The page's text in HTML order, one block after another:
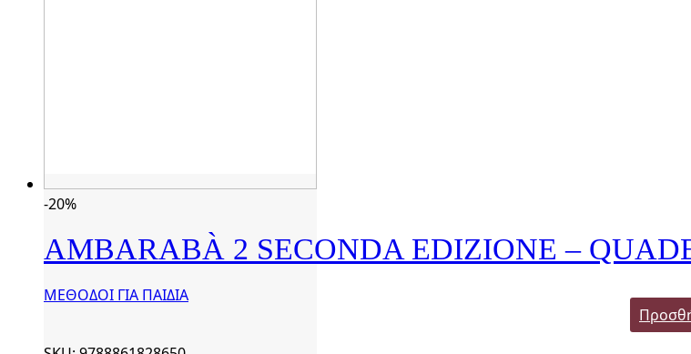
-20%
AMBARABÀ 2 SECONDA EDIZIONE –
ΜΕΘΟΔΟΙ ΓΙΑ ΠΑΙΔΙΑ